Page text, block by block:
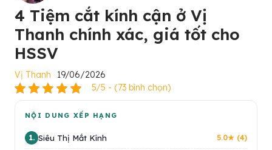
4 Tiệm cắt kính cận ở Vị
Thanh chính xác, giá tốt cho
HSSV
Vị Thanh
19/06/2026
5/5 - (73 bình chọn)
NỘI DUNG XẾP HẠNG
1. Siêu Thị Mắt Kính 5.0★ (4)